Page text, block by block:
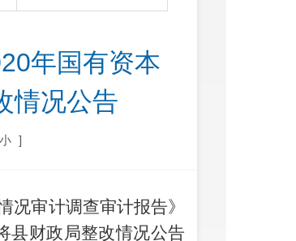
年国有资本
情况公告
小 ]
况审计调查审计报告》
县财政局整改情况公告